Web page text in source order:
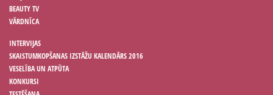
BEAUTY TV
VĀRDNĪCA
INTERVIJAS
SKAISTUMKOPŠANAS IZSTĀŽU KALENDĀRS 2016
VESELĪBA UN ATPŪTA
KONKURSI